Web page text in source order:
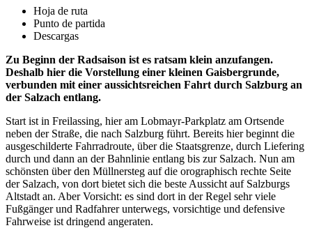
Hoja de ruta
Punto de partida
Descargas
Zu Beginn der Radsaison ist es ratsam klein anzufangen.
Deshalb hier die Vorstellung einer kleinen Gaisbergrunde,
verbunden mit einer aussichtsreichen Fahrt durch Salzburg an
der Salzach entlang.
Start ist in Freilassing, hier am Lobmayr-Parkplatz am Ortsende
neben der Straße, die nach Salzburg führt. Bereits hier beginnt die
ausgeschilderte Fahrradroute, über die Staatsgrenze, durch Liefering
durch und dann an der Bahnlinie entlang bis zur Salzach. Nun am
schönsten über den Müllnersteg auf die orographisch rechte Seite
der Salzach, von dort bietet sich die beste Aussicht auf Salzburgs
Altstadt an. Aber Vorsicht: es sind dort in der Regel sehr viele
Fußgänger und Radfahrer unterwegs, vorsichtige und defensive
Fahrweise ist dringend angeraten.